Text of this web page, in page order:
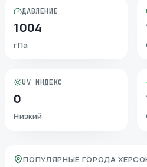
ДАВЛЕНИЕ
1004
гПа
UV ИНДЕКС
0
Низкий
ПОПУЛЯРНЫЕ ГОРОДА